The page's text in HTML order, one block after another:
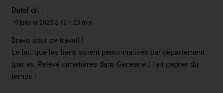
Dutel dit :
19 janvier 2025 à 12 h 23 min
Bravo pour ce travail !
Le fait que les liens soient personnalisés par département
(par ex. Relevé cimetières dans Geneanet) fait gagner du
temps !